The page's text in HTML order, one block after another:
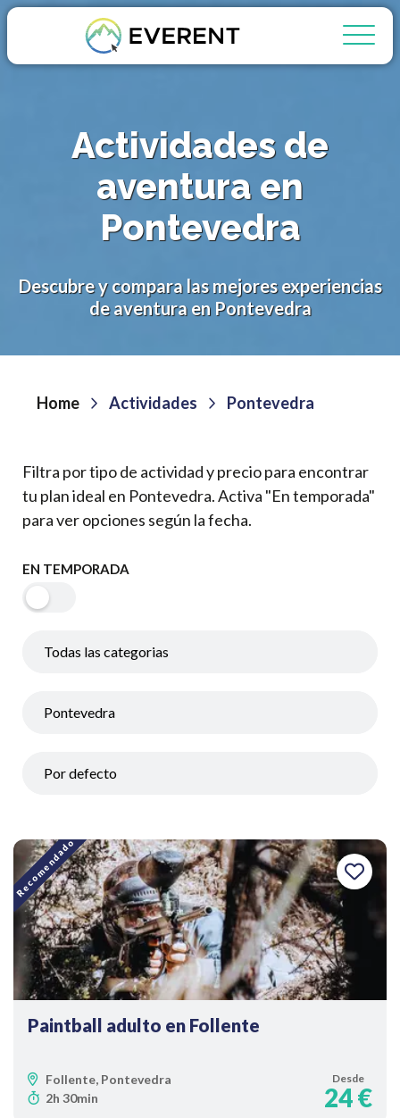
Actividades de
aventura en
Pontevedra
Descubre y compara las mejores experiencias
de aventura en Pontevedra
Home Actividades Pontevedra
Filtra por tipo de actividad y precio para encontrar
tu plan ideal en Pontevedra. Activa "En temporada"
para ver opciones según la fecha.
EN TEMPORADA
Recomendado
Paintball adulto en Follente
Follente, Pontevedra
2h 30min
Desde
24 €